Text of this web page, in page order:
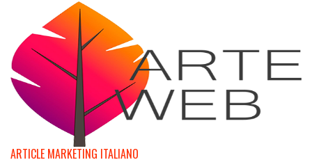
ARTICLE MARKETING ITALIANO